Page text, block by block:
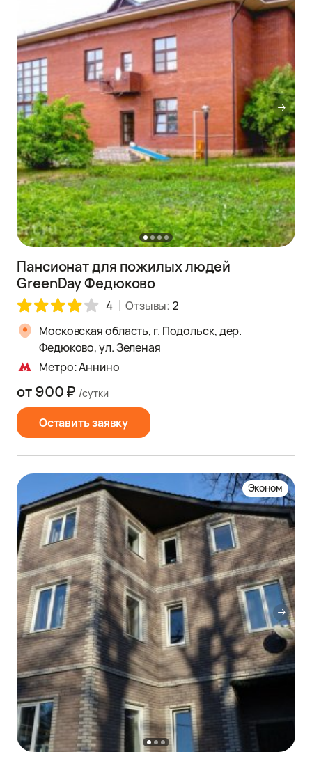
Пансионат для пожилых людей
GreenDay Федюково
4 Отзывы: 2
Московская область, г. Подольск, дер.
Федюково, ул. Зеленая
Метро: Аннино
Оставить заявку
от 900 ₽ /сутки
Эконом